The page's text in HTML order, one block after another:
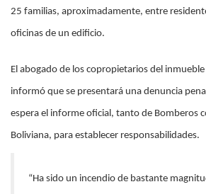
25 familias, aproximadamente, entre
oficinas de un edificio.
El abogado de los copropietarios del
informó que se presentará una denuncia
espera el informe oficial, tanto de Bomberos
Boliviana, para establecer responsabilidades.
“Ha sido un incendio de bastante